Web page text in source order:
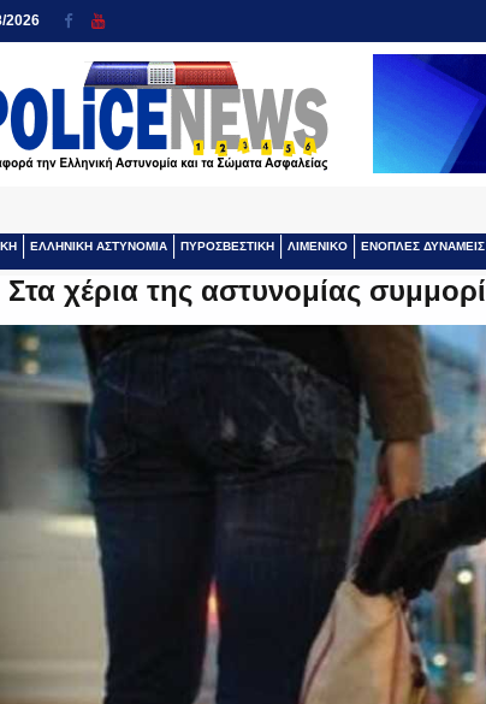
2026
ΕΛΛΗΝΙΚΗ ΑΣΤΥΝΟΜΙΑ ΠΥΡΟΣΒΕΣΤΙΚΗ ΛΙΜΕΝΙΚΟ ΕΝΟΠΛΕΣ ΔΥΝΑΜΕΙΣ
Στα χέρια της αστυνομίας